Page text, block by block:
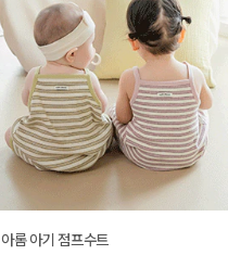
아롬 아기 점프수트